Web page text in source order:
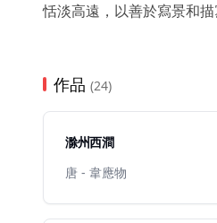
恬淡高遠，以善於寫景和描
作品 (24)
滁州西澗
唐 - 韋應物